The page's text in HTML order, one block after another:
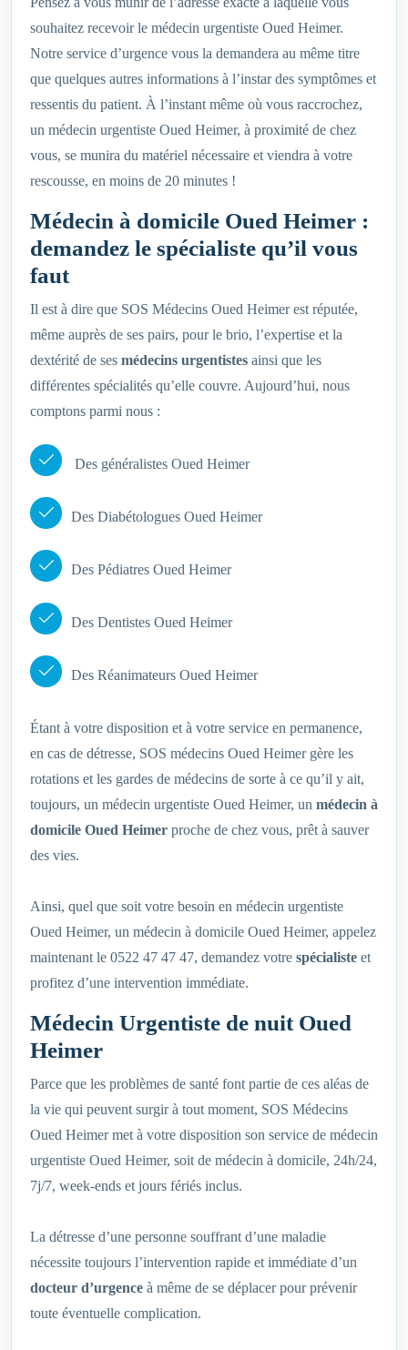
souhaitez recevoir le médecin urgentiste Oued Heimer.
Notre service d’urgence vous la demandera au même titre
que quelques autres informations à l’instar des symptômes et
ressentis du patient. À l’instant même où vous raccrochez,
un médecin urgentiste Oued Heimer, à proximité de chez
vous, se munira du matériel nécessaire et viendra à votre
rescousse, en moins de 20 minutes !
Médecin à domicile Oued Heimer :
demandez le spécialiste qu’il vous
faut
Il est à dire que SOS Médecins Oued Heimer est réputée,
même auprès de ses pairs, pour le brio, l’expertise et la
dextérité de ses médecins urgentistes ainsi que les
différentes spécialités qu’elle couvre. Aujourd’hui, nous
comptons parmi nous :
Des généralistes Oued Heimer
Des Diabétologues Oued Heimer
Des Pédiatres Oued Heimer
Des Dentistes Oued Heimer
Des Réanimateurs Oued Heimer
Étant à votre disposition et à votre service en permanence,
en cas de détresse, SOS médecins Oued Heimer gère les
rotations et les gardes de médecins de sorte à ce qu’il y ait,
toujours, un médecin urgentiste Oued Heimer, un médecin à
domicile Oued Heimer proche de chez vous, prêt à sauver
des vies.
Ainsi, quel que soit votre besoin en médecin urgentiste
Oued Heimer, un médecin à domicile Oued Heimer, appelez
maintenant le 0522 47 47 47, demandez votre spécialiste et
profitez d’une intervention immédiate.
Médecin Urgentiste de nuit Oued
Heimer
Parce que les problèmes de santé font partie de ces aléas de
la vie qui peuvent surgir à tout moment, SOS Médecins
Oued Heimer met à votre disposition son service de médecin
urgentiste Oued Heimer, soit de médecin à domicile, 24h/24,
7j/7, week-ends et jours fériés inclus.
La détresse d’une personne souffrant d’une maladie
nécessite toujours l’intervention rapide et immédiate d’un
docteur d’urgence à même de se déplacer pour prévenir
toute éventuelle complication.